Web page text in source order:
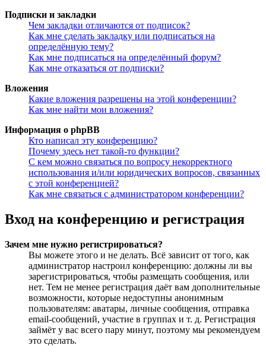
Подписки и закладки
Чем закладки отличаются от подписок?
Как мне сделать закладку или подписаться на
определённую тему?
Как мне подписаться на определённый форум?
Как мне отказаться от подписки?
Вложения
Какие вложения разрешены на этой конференции?
Как мне найти мои вложения?
Информация о phpBB
Кто написал эту конференцию?
Почему здесь нет такой-то функции?
С кем можно связаться по вопросу некорректного
использования и/или юридических вопросов, связанных
с этой конференцией?
Как мне связаться с администратором конференции?
Вход на конференцию и регистрация
Зачем мне нужно регистрироваться?
Вы можете этого и не делать. Всё зависит от того, как
администратор настроил конференцию: должны ли вы
зарегистрироваться, чтобы размещать сообщения, или
нет. Тем не менее регистрация даёт вам дополнительные
возможности, которые недоступны анонимным
пользователям: аватары, личные сообщения, отправка
email-сообщений, участие в группах и т. д. Регистрация
займёт у вас всего пару минут, поэтому мы рекомендуем
это сделать.